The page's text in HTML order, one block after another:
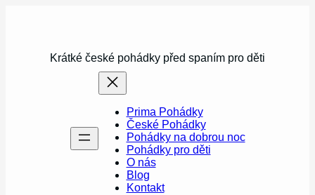
Krátké české pohádky před spaním pro děti
Prima Pohádky
České Pohádky
Pohádky na dobrou noc
Pohádky pro děti
O nás
Blog
Kontakt